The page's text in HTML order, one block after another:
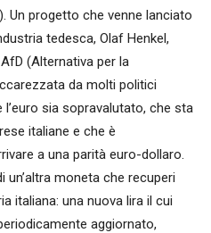
Un progetto che venne lanciato
tedesca, Olaf Henkel,
(Alternativa per la
da molti politici
sia sopravalutato, che sta
italiane e che è
a una parità euro-dollaro.
un’altra moneta che recuperi
italiana: una nuova lira il cui
aggiornato,